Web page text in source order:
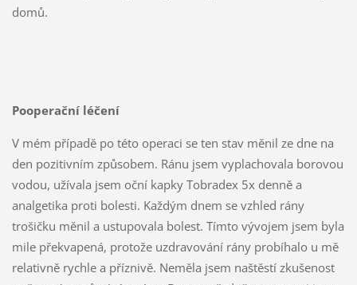
domů.
Pooperační léčení
V mém případě po této operaci se ten stav měnil ze dne na
den pozitivním způsobem. Ránu jsem vyplachovala borovou
vodou, užívala jsem oční kapky Tobradex 5x denně a
analgetika proti bolesti. Každým dnem se vzhled rány
trošičku měnil a ustupovala bolest. Tímto vývojem jsem byla
mile překvapená, protože uzdravování rány probíhalo u mě
relativně rychle a příznivě. Neměla jsem naštěstí zkušenost